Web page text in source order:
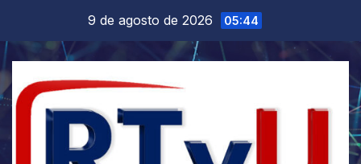
contenido
9 de agosto de 2026 05:44